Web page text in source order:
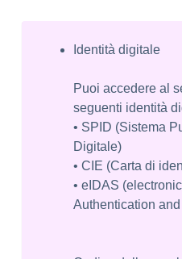
Identità digitale
Puoi accedere al
seguenti identità
• SPID (Sistema
Digitale)
• CIE (Carta di
• eIDAS
Authentication